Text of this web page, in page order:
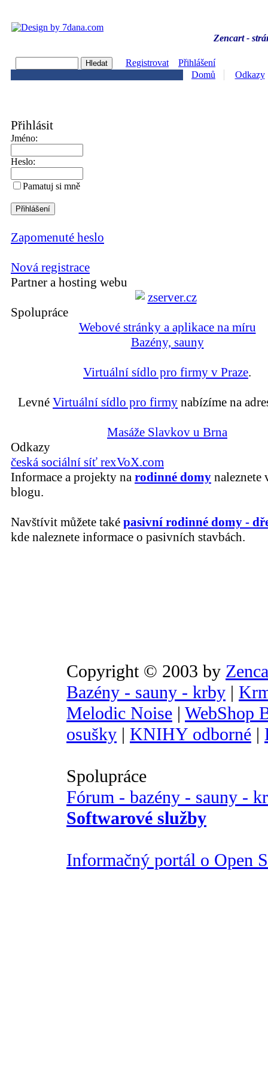
Zencart -
Registrovat
Přihlášení
Domů
Odkazy
Přihlásit
Jméno:
Heslo:
Pamatuj si mně
Zapomenuté heslo
Nová registrace
Partner a hosting webu
Spolupráce
Webové stránky a aplikace na míru
Bazény, sauny
Virtuální sídlo pro firmy v Praze.
Levné Virtuální sídlo pro firmy nabízíme na
Masáže Slavkov u Brna
Odkazy
česká sociální síť rexVoX.com
Informace a projekty na rodinné domy naleznete
blogu.
Navštívit můžete také pasivní rodinné domy -
kde naleznete informace o pasivních stavbách.
Copyright © 2003 by
Bazény - sauny - krby |
Melodic Noise | WebShop
osušky | KNIHY odborné |
Spolupráce
Fórum - bazény - sauny -
Softwarové služby
Informačný portál o Open